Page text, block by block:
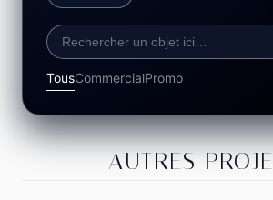
TousCommercialPromo
AUTRES